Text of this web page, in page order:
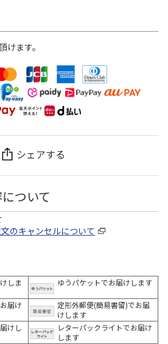
けます。
シェアする
ついて
のキャンセルについて
しま
ゆうパケットでお届けします
届け
定形外郵便(簡易書留)でお届
けします
けし
レターパックライトでお届け
します